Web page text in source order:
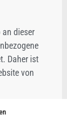
an dieser
Daher ist
von